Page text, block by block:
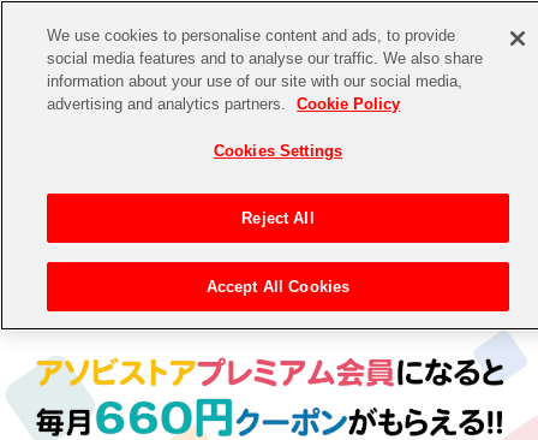
CHANNEL STORE EVENT
ゲーム 電子書籍
アイドルマスターシリーズ
アイドルマスター
アイドルマスター ミリオンライブ！
アイドルマスター SideM
イベントグッズ
トイ・ホビー
アイドルマスター シリーズ> アイドルマスター シンデレラガールズ
We use cookies to personalise content and ads, to provide
social media features and to analyse our traffic. We also share
information about your use of our site with our social media,
advertising and analytics partners.
Cookie Policy
Cookies Settings
Reject All
Accept All Cookies